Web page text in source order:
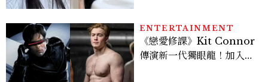
ENTERTAINMENT
《戀愛修課》Kit Connor
傳演新一代獨眼龍！加入新